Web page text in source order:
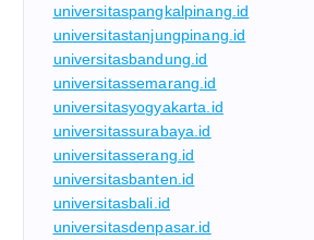
universitaspangkalpinang.id
universitastanjungpinang.id
universitasbandung.id
universitassemarang.id
universitasyogyakarta.id
universitassurabaya.id
universitasserang.id
universitasbanten.id
universitasbali.id
universitasdenpasar.id